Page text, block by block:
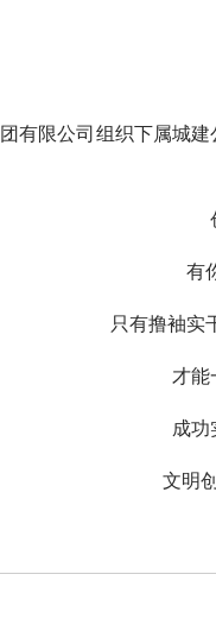
限公司组织下属城建
有
只有撸袖实
才能
成功
文明